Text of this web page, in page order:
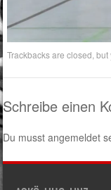
Trackbacks are closed,
Schreibe einen
Du musstangemeldet